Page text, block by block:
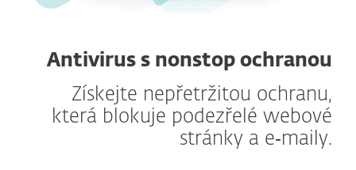
Antivirus s nonstop ochranou
Získejte nepřetržitou ochranu,
která blokuje podezřelé webové
stránky a e‑maily.